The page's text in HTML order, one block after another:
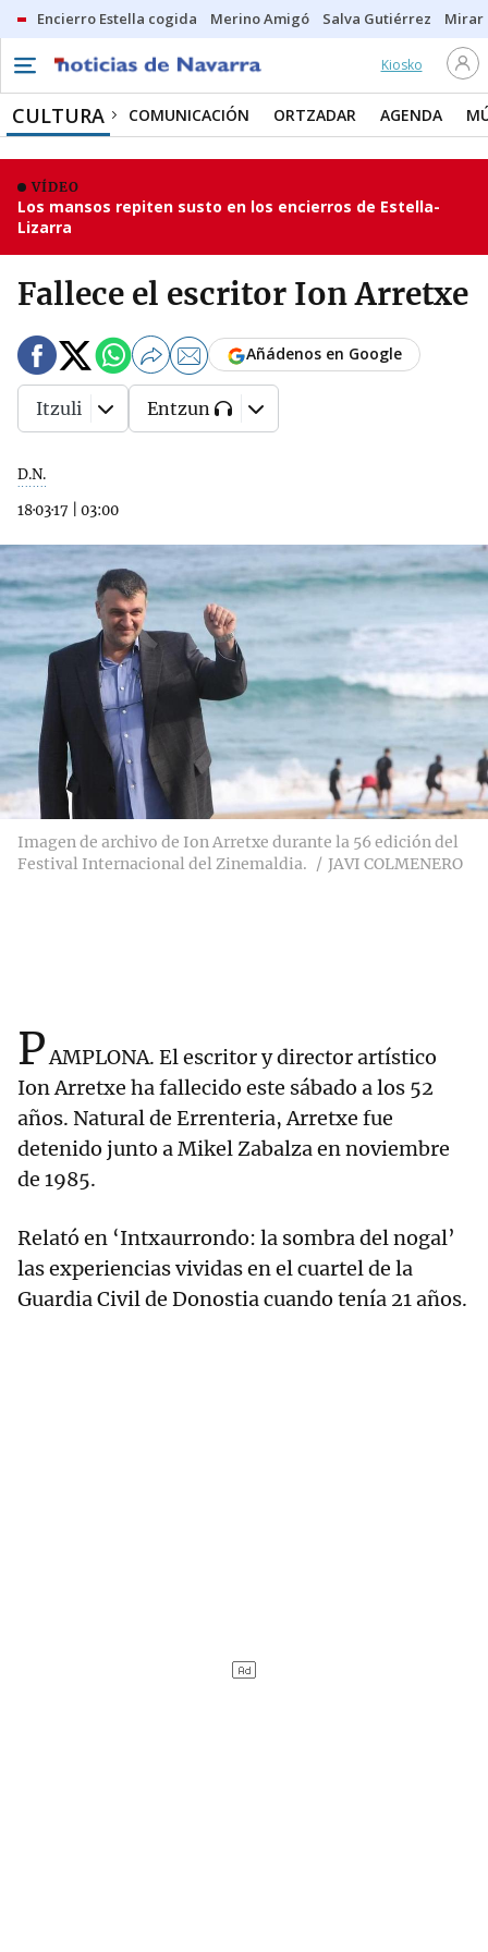
Encierro Estella cogida Merino Amigó Salva Gutiérrez Mirar
Kiosko
CULTURA COMUNICACIÓN ORTZADAR AGENDA
VÍDEO
Los mansos repiten susto en los encierros de Estella-
Lizarra
Fallece el escritor Ion Arretxe
D.N.
18·03·17
03:00
Añádenos en Google
Itzuli Entzun
Imagen de archivo de Ion Arretxe durante la 56 edición del
Festival Internacional del Zinemaldia.
JAVI COLMENERO
PAMPLONA. El escritor y director artístico
Ion Arretxe ha fallecido este sábado a los 52
años. Natural de Errenteria, Arretxe fue
detenido junto a Mikel Zabalza en noviembre
de 1985.
Relató en ‘Intxaurrondo: la sombra del nogal’
las experiencias vividas en el cuartel de la
Guardia Civil de Donostia cuando tenía 21 años.